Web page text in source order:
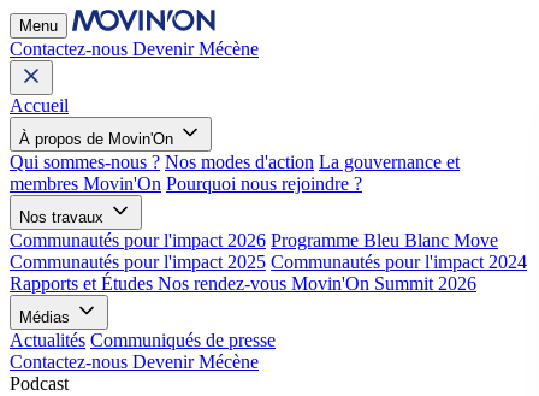
Menu
Contactez-nous Devenir Mécène
Accueil
À propos de Movin'On
Qui sommes-nous ? Nos modes d'action La gouvernance et
membres Movin'On Pourquoi nous rejoindre ?
Nos travaux
Communautés pour l'impact 2026 Programme Bleu Blanc Move
Communautés pour l'impact 2025 Communautés pour l'impact 2024
Rapports et Études Nos rendez-vous Movin'On Summit 2026
Médias
Actualités Communiqués de presse
Contactez-nous Devenir Mécène
Podcast